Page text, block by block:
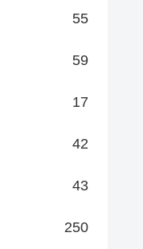
55
59
17
42
43
250